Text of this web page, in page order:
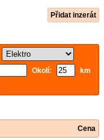
Přidat inzerát
Okolí:
km
Cena